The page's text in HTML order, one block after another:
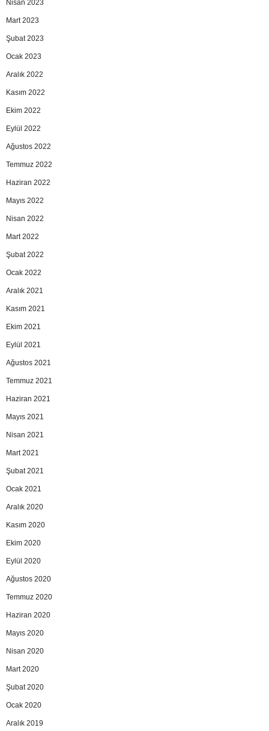
Nisan 2023
Mart 2023
Şubat 2023
Ocak 2023
Aralık 2022
Kasım 2022
Ekim 2022
Eylül 2022
Ağustos 2022
Temmuz 2022
Haziran 2022
Mayıs 2022
Nisan 2022
Mart 2022
Şubat 2022
Ocak 2022
Aralık 2021
Kasım 2021
Ekim 2021
Eylül 2021
Ağustos 2021
Temmuz 2021
Haziran 2021
Mayıs 2021
Nisan 2021
Mart 2021
Şubat 2021
Ocak 2021
Aralık 2020
Kasım 2020
Ekim 2020
Eylül 2020
Ağustos 2020
Temmuz 2020
Haziran 2020
Mayıs 2020
Nisan 2020
Mart 2020
Şubat 2020
Ocak 2020
Aralık 2019